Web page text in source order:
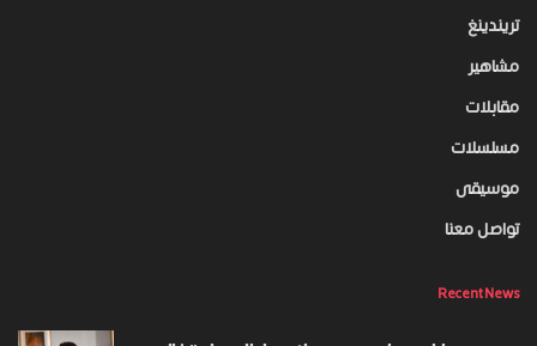
تريندينغ
مشاهير
مقابلات
مسلسلات
موسيقى
تواصل معنا
Recent News